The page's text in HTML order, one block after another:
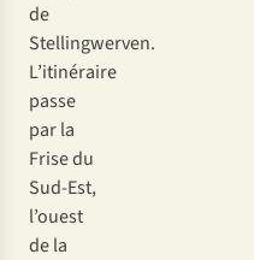
de
Stellingwerven.
L’itinéraire
passe
par la
Frise du
Sud-Est,
l’ouest
de la